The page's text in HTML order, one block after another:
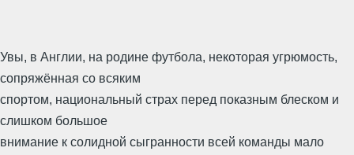
Увы, в Англии, на родине футбола, некоторая угрюмость,
сопряжённая со всяким
спортом, национальный страх перед показным блеском и
слишком большое
внимание к солидной сыгранности всей команды мало